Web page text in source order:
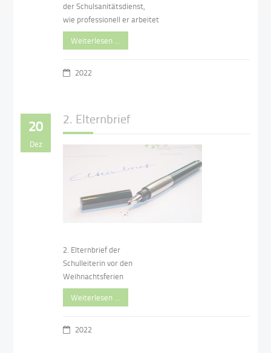
der Schulsanitätsdienst,
wie professionell er arbeitet
Weiterlesen …
2022
20
Dez
2. Elternbrief
2. Elternbrief der
Schulleiterin vor den
Weihnachtsferien
Weiterlesen …
2022